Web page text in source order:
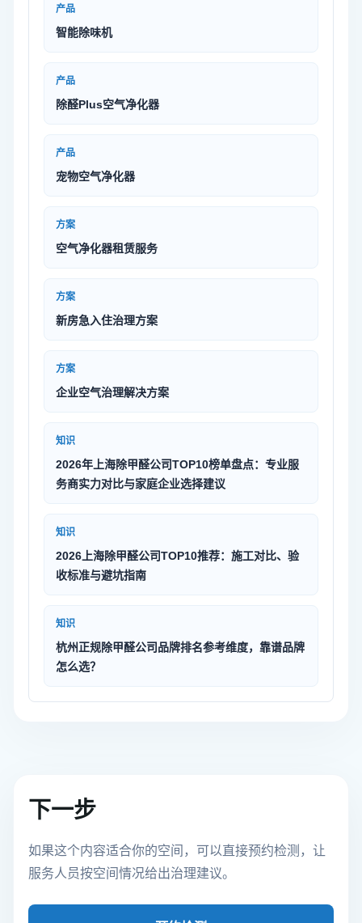
产品
智能除味机
产品
除醛Plus空气净化器
产品
宠物空气净化器
方案
空气净化器租赁服务
方案
新房急入住治理方案
方案
企业空气治理解决方案
知识
2026年上海除甲醛公司TOP10榜单盘点：专业服
务商实力对比与家庭企业选择建议
知识
2026上海除甲醛公司TOP10推荐：施工对比、验
收标准与避坑指南
知识
杭州正规除甲醛公司品牌排名参考维度，靠谱品牌
怎么选？
下一步
如果这个内容适合你的空间，可以直接预约检测，让
服务人员按空间情况给出治理建议。